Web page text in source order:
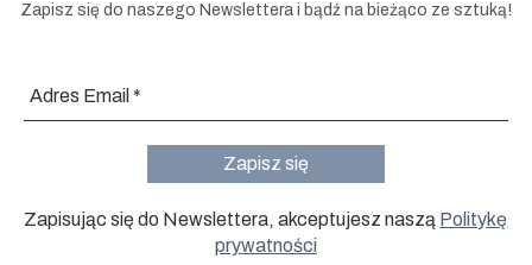
Zapisz się do naszego Newslettera i bądź na bieżąco ze sztuką!
Zapisując się do Newslettera, akceptujesz naszą Politykę
prywatności